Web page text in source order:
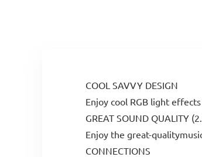
COOL SAVVY DESIGN
Enjoy cool RGB light
GREAT SOUND QUALITY
Enjoy the great-
CONNECTIONS